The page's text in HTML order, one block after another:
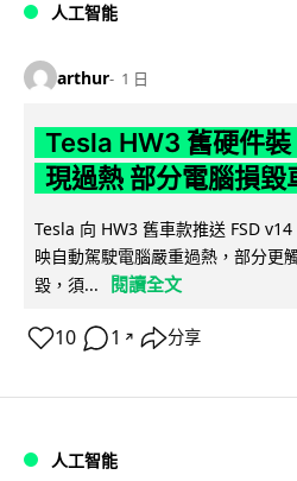
人工智能
arthur 1 日
Tesla HW3 舊硬件
現過熱 部分電腦損毀
Tesla 向 HW3 舊車款推送 FSD
映自動駕駛電腦嚴重過熱，部分更
毀，須...
閱讀全文
10 1 ↗ 分享
人工智能